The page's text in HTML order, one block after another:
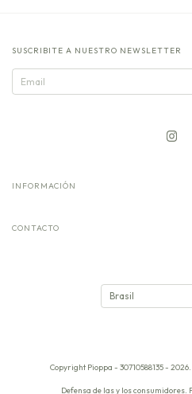
SUSCRIBITE A NUESTRO NEWSLETTER
INFORMACIÓN
CONTACTO
Copyright Pioppa - 30710588135 -
Defensa de las y los consumidores.